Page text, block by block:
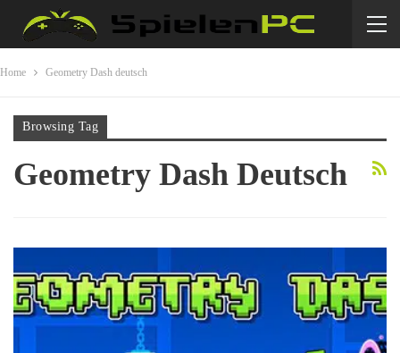
Home Geometry Dash deutsch
Browsing Tag
Geometry Dash Deutsch